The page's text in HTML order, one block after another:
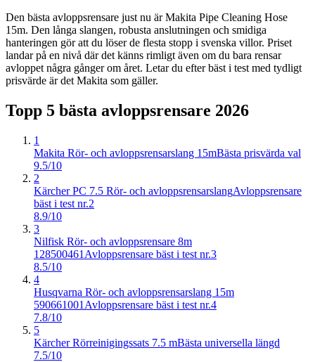
Den bästa avloppsrensare just nu är Makita Pipe Cleaning Hose
15m. Den långa slangen, robusta anslutningen och smidiga
hanteringen gör att du löser de flesta stopp i svenska villor. Priset
landar på en nivå där det känns rimligt även om du bara rensar
avloppet några gånger om året. Letar du efter bäst i test med tydligt
prisvärde är det Makita som gäller.
Topp 5 bästa avloppsrensare 2026
1
Makita Rör- och avloppsrensarslang 15mBästa prisvärda val
9.5/10
2
Kärcher PC 7.5 Rör- och avloppsrensarslangAvloppsrensare
bäst i test nr.2
8.9/10
3
Nilfisk Rör- och avloppsrensare 8m
128500461 Avloppsrensare bäst i test nr.3
8.5/10
4
Husqvarna Rör- och avloppsrensarslang 15m
590661001 Avloppsrensare bäst i test nr.4
7.8/10
5
Kärcher Rörreinigingssats 7.5 mBästa universella längd
7.5/10